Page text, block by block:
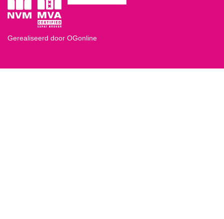
Gerealiseerd door OGonline